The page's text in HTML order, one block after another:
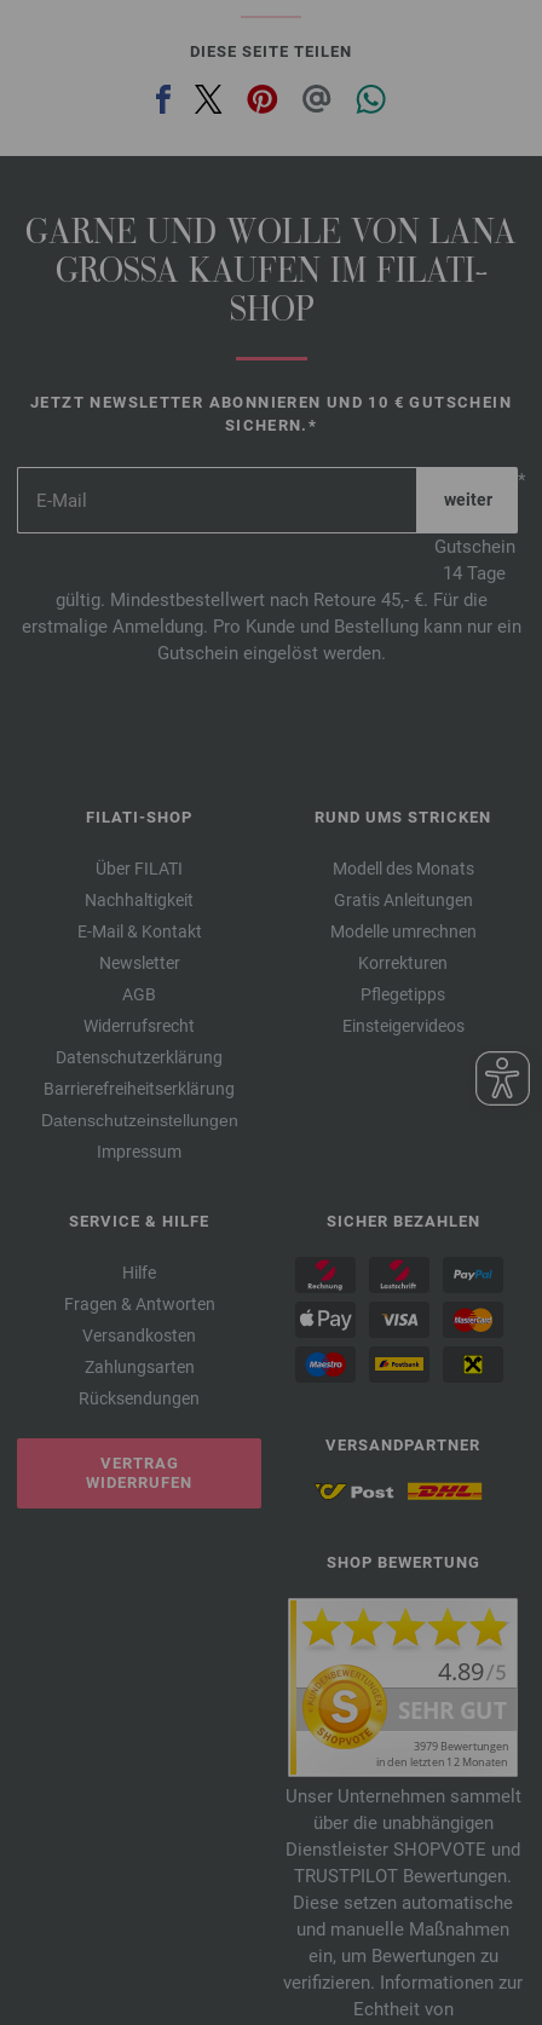
DIESE SEITE TEILEN
GARNE UND WOLLE VON LANA
GROSSA KAUFEN IM FILATI-
SHOP
JETZT NEWSLETTER ABONNIEREN UND 10 € GUTSCHEIN
SICHERN.*
*
Gutschein
14 Tage
gültig. Mindestbestellwert nach Retoure 45,- €. Für die
erstmalige Anmeldung. Pro Kunde und Bestellung kann nur ein
Gutschein eingelöst werden.
FILATI-SHOP
Über FILATI
Nachhaltigkeit
E-Mail & Kontakt
Newsletter
AGB
Widerrufsrecht
Datenschutzerklärung
Barrierefreiheitserklärung
Datenschutzeinstellungen
Impressum
RUND UMS STRICKEN
Modell des Monats
Gratis Anleitungen
Modelle umrechnen
Korrekturen
Pflegetipps
Einsteigervideos
SERVICE & HILFE
Hilfe
Fragen & Antworten
Versandkosten
Zahlungsarten
Rücksendungen
VERTRAG
WIDERRUFEN
SICHER BEZAHLEN
VERSANDPARTNER
SHOP BEWERTUNG
Unser Unternehmen sammelt
über die unabhängigen
Dienstleister SHOPVOTE und
TRUSTPILOT Bewertungen.
Diese setzen automatische
und manuelle Maßnahmen
ein, um Bewertungen zu
verifizieren. Informationen zur
Echtheit von